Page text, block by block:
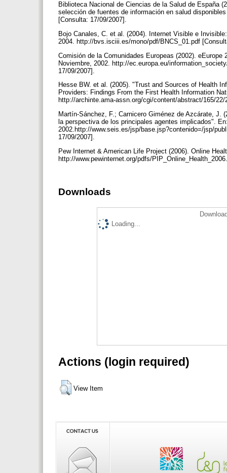
Biblioteca Nacional de Ciencias de la Salud de España
selección de fuentes de información en salud
[Consulta: 17/09/2007].
Bojo Canales, C. et al. (2004). Internet Visible e
2004. http://bvs.isciii.es/mono/pdf/BNCS_01.pdf
Comisión de la Comunidades Europeas (2002).
Noviembre, 2002. http://ec.europa.eu/
17/09/2007].
Hesse BW. et al. (2005). "Trust and Sources of Health
Providers: Findings From the First Health Information
http://archinte.ama-assn.org/cgi/content/abstract/165/
Martín-Sánchez, F.; Carnicero Giménez de Azcárate, J.
la perspectiva de los principales agentes implicados".
2002.http://www.seis.es/jsp/base.jsp?contenido=/jsp/
17/09/2007].
Pew Internet & American Life Project (2006). Online
http://www.pewinternet.org/pdfs/
Downloads
Loading...
Actions (login required)
View Item